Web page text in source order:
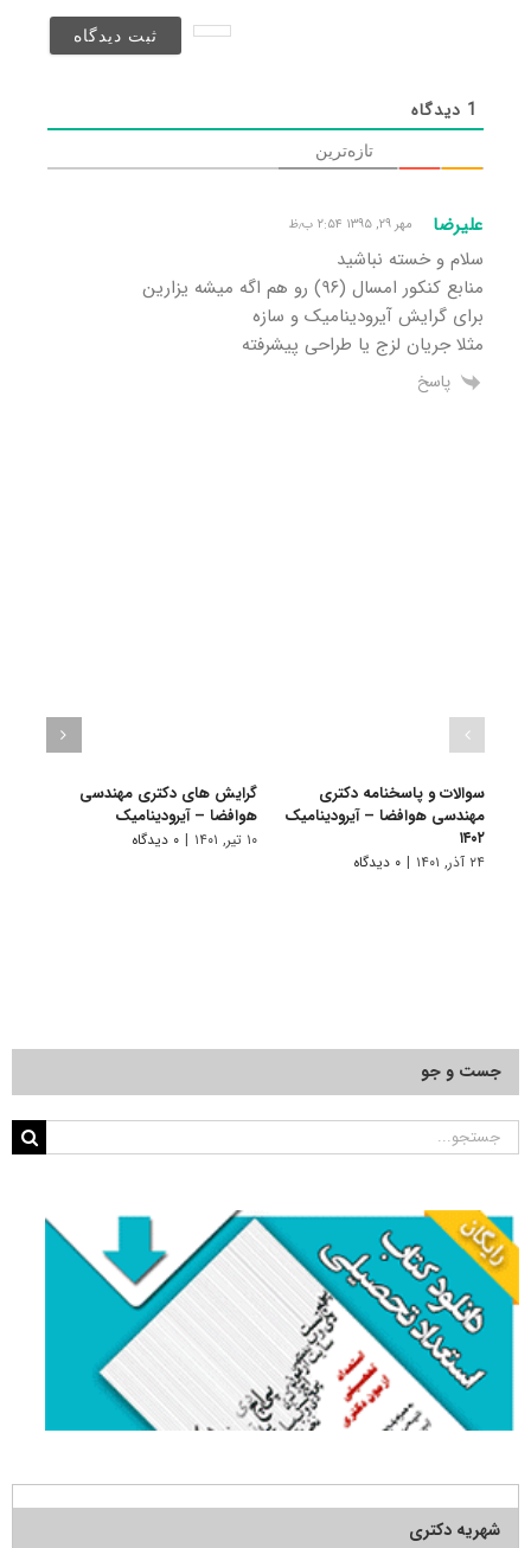
1 دیدگاه
تازه‌ترین
علیرضا مهر ۲۹, ۱۳۹۵ ۲:۵۴ ب٫ظ
سلام و خسته نباشید
منابع کنکور امسال (۹۶) رو هم اگه میشه یزارین
برای گرایش آیرودینامیک و سازه
مثلا جریان لزج یا طراحی پیشرفته
پاسخ
سوالات و پاسخنامه دکتری
مهندسی هوافضا – آیرودینامیک
۱۴۰۲
۲۴ آذر, ۱۴۰۱ | ۰ دیدگاه
گرایش های دکتری ﻣﻬﻨﺪسی
هوافضا – آیرودینامیک
۱۰ تیر, ۱۴۰۱ | ۰ دیدگاه
جست و جو
جستجو
شهریه دکتری